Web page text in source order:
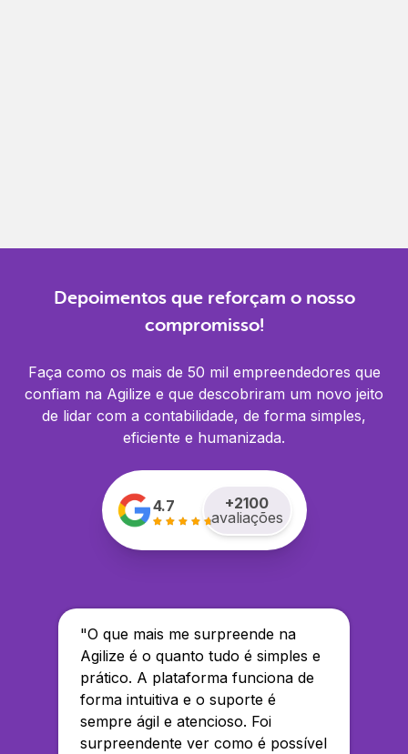
Depoimentos que reforçam o nosso
compromisso!
Faça como os mais de 50 mil empreendedores que
confiam na Agilize e que descobriram um novo jeito
de lidar com a contabilidade, de forma simples,
eficiente e humanizada.
4.7 +2100
avaliações
"O que mais me surpreende na
Agilize é o quanto tudo é simples e
prático. A plataforma funciona de
forma intuitiva e o suporte é
sempre ágil e atencioso. Foi
surpreendente ver como é possível